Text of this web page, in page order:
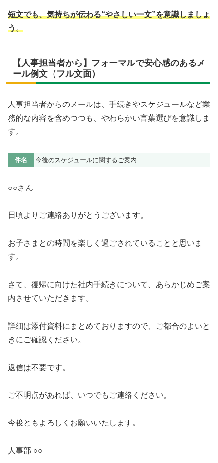
短文でも、気持ちが伝わる“やさしい一文”を意識しましょ
う。
【人事担当者から】フォーマルで安心感のあるメ
ール例文（フル文面）
人事担当者からのメールは、手続きやスケジュールなど業
務的な内容を含めつつも、やわらかい言葉選びを意識しま
す。
件名 今後のスケジュールに関するご案内
○○さん
日頃よりご連絡ありがとうございます。
お子さまとの時間を楽しく過ごされていることと思いま
す。
さて、復帰に向けた社内手続きについて、あらかじめご案
内させていただきます。
詳細は添付資料にまとめておりますので、ご都合のよいと
きにご確認ください。
返信は不要です。
ご不明点があれば、いつでもご連絡ください。
今後ともよろしくお願いいたします。
人事部 ○○